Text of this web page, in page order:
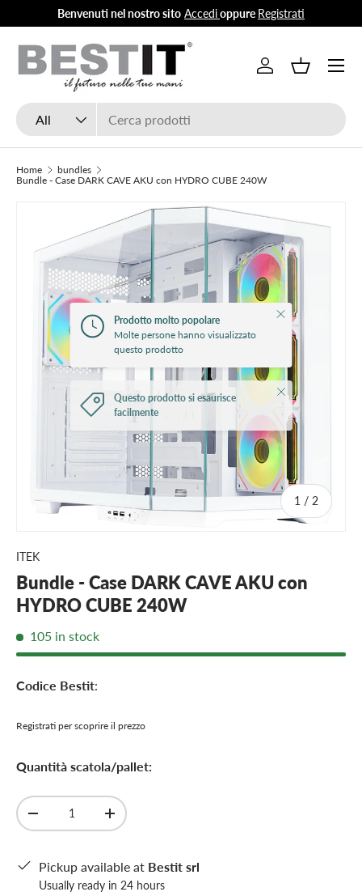
Skip to content
Benvenuti nel nostro sito Accedioppure Registrati
Search
Product type
All
Log inBasket
Menu
Home
bundles
Bundle - Case DARK CAVE AKU con HYDRO CUBE 240W
1 / of
2
Prodotto molto popolare
Molte persone hanno visualizzato
questo prodotto
Close
Questo prodotto si esaurisce
facilmente
Close
ITEK
Bundle - Case DARK CAVE AKU con
HYDRO CUBE 240W
105 in stock
Codice Bestit:
Registrati per scoprire il prezzo
Quantità scatola/pallet:
Qty
-
+
Pickup available at Bestit srl
Usually ready in 24 hours